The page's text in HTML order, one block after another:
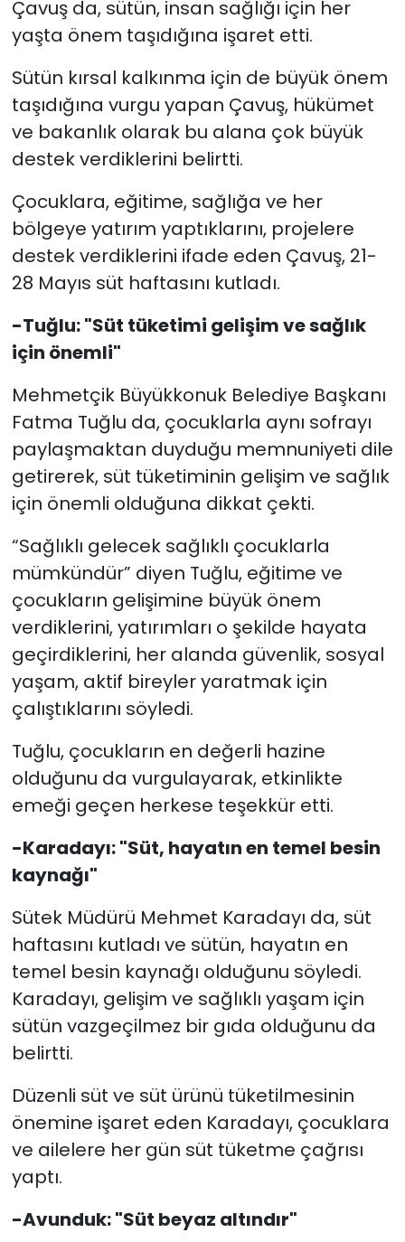
Çavuş da, sütün, insan sağlığı için her
yaşta önem taşıdığına işaret etti.
Sütün kırsal kalkınma için de büyük önem
taşıdığına vurgu yapan Çavuş, hükümet
ve bakanlık olarak bu alana çok büyük
destek verdiklerini belirtti.
Çocuklara, eğitime, sağlığa ve her
bölgeye yatırım yaptıklarını, projelere
destek verdiklerini ifade eden Çavuş, 21-
28 Mayıs süt haftasını kutladı.
-Tuğlu: "Süt tüketimi gelişim ve sağlık
için önemli"
Mehmetçik Büyükkonuk Belediye Başkanı
Fatma Tuğlu da, çocuklarla aynı sofrayı
paylaşmaktan duyduğu memnuniyeti dile
getirerek, süt tüketiminin gelişim ve sağlık
için önemli olduğuna dikkat çekti.
“Sağlıklı gelecek sağlıklı çocuklarla
mümkündür” diyen Tuğlu, eğitime ve
çocukların gelişimine büyük önem
verdiklerini, yatırımları o şekilde hayata
geçirdiklerini, her alanda güvenlik, sosyal
yaşam, aktif bireyler yaratmak için
çalıştıklarını söyledi.
Tuğlu, çocukların en değerli hazine
olduğunu da vurgulayarak, etkinlikte
emeği geçen herkese teşekkür etti.
-Karadayı: "Süt, hayatın en temel besin
kaynağı"
Sütek Müdürü Mehmet Karadayı da, süt
haftasını kutladı ve sütün, hayatın en
temel besin kaynağı olduğunu söyledi.
Karadayı, gelişim ve sağlıklı yaşam için
sütün vazgeçilmez bir gıda olduğunu da
belirtti.
Düzenli süt ve süt ürünü tüketilmesinin
önemine işaret eden Karadayı, çocuklara
ve ailelere her gün süt tüketme çağrısı
yaptı.
-Avunduk: "Süt beyaz altındır"